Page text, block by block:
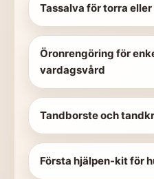
Tassalva för torra
Öronrengöring för
vardagsvård
Tandborste och
Första hjälpen-kit för